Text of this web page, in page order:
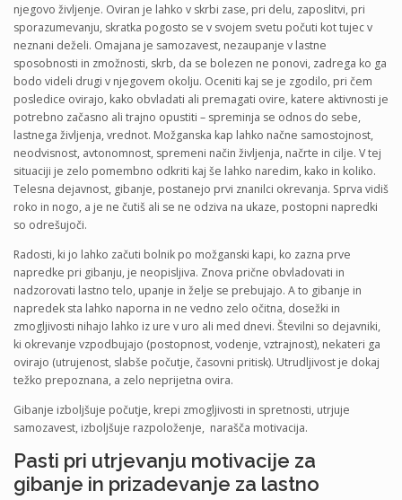
njegovo življenje. Oviran je lahko v skrbi zase, pri delu, zaposlitvi, pri
sporazumevanju, skratka pogosto se v svojem svetu počuti kot tujec v
neznani deželi. Omajana je samozavest, nezaupanje v lastne
sposobnosti in zmožnosti, skrb, da se bolezen ne ponovi, zadrega ko ga
bodo videli drugi v njegovem okolju. Oceniti kaj se je zgodilo, pri čem
posledice ovirajo, kako obvladati ali premagati ovire, katere aktivnosti je
potrebno začasno ali trajno opustiti – spreminja se odnos do sebe,
lastnega življenja, vrednot. Možganska kap lahko načne samostojnost,
neodvisnost, avtonomnost, spremeni način življenja, načrte in cilje. V tej
situaciji je zelo pomembno odkriti kaj še lahko naredim, kako in koliko.
Telesna dejavnost, gibanje, postanejo prvi znanilci okrevanja. Sprva vidiš
roko in nogo, a je ne čutiš ali se ne odziva na ukaze, postopni napredki
so odrešujoči.
Radosti, ki jo lahko začuti bolnik po možganski kapi, ko zazna prve
napredke pri gibanju, je neopisljiva. Znova prične obvladovati in
nadzorovati lastno telo, upanje in želje se prebujajo. A to gibanje in
napredek sta lahko naporna in ne vedno zelo očitna, dosežki in
zmogljivosti nihajo lahko iz ure v uro ali med dnevi. Številni so dejavniki,
ki okrevanje vzpodbujajo (postopnost, vodenje, vztrajnost), nekateri ga
ovirajo (utrujenost, slabše počutje, časovni pritisk). Utrudljivost je dokaj
težko prepoznana, a zelo neprijetna ovira.
Gibanje izboljšuje počutje, krepi zmogljivosti in spretnosti, utrjuje
samozavest, izboljšuje razpoloženje, narašča motivacija.
Pasti pri utrjevanju motivacije za
gibanje in prizadevanje za lastno